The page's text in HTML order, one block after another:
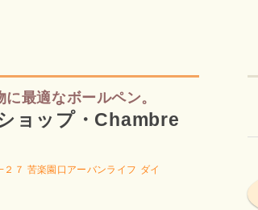
最適なボールペン。
ョップ・Chambre
２７ 苦楽園口アーバンライフ ダイ